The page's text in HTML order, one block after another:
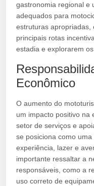
gastronomia regional e
adequados para
estruturas apropriadas,
principais rotas
estadia e explorarem
Econômico
O aumento do
um impacto positivo na
setor de serviços e
se posiciona como
experiência, lazer e
importante ressaltar a
responsáveis, como a
uso correto de